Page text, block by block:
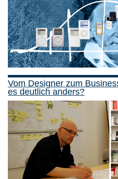
Vom Designer zum
es deutlich anders?